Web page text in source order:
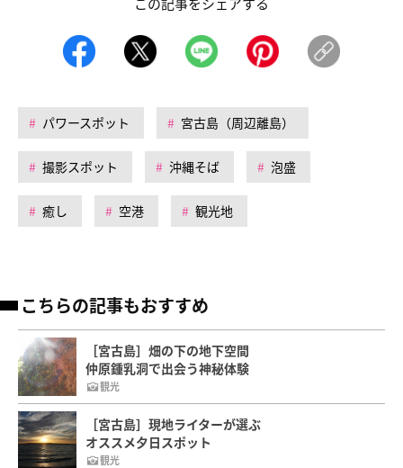
パワースポット 宮古島（周辺離島）
撮影スポット 沖縄そば 泡盛
癒し 空港 観光地
こちらの記事もおすすめ
［宮古島］畑の下の地下空間
仲原鍾乳洞で出会う神秘体験
観光
［宮古島］現地ライターが選ぶ
オススメ夕日スポット
観光